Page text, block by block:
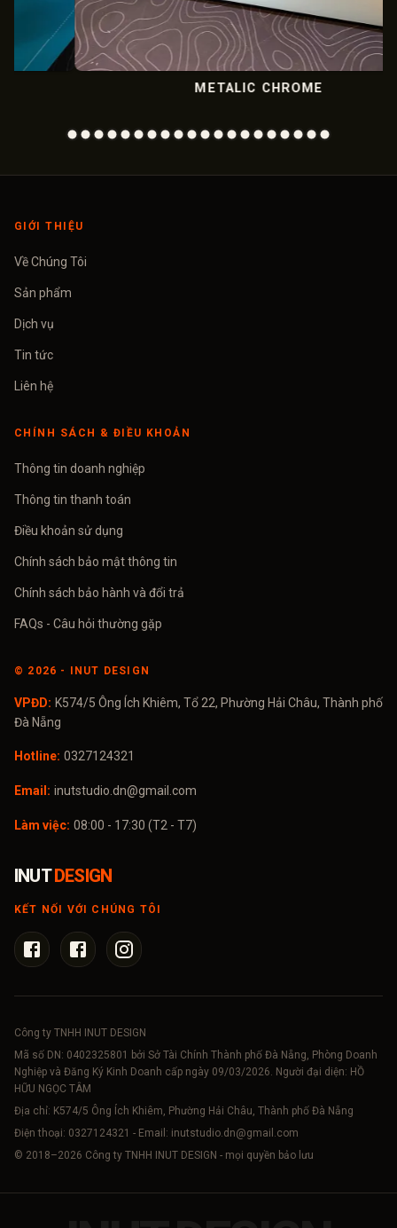
METALIC CHROME
GIỚI THIỆU
Về Chúng Tôi
Sản phẩm
Dịch vụ
Tin tức
Liên hệ
CHÍNH SÁCH & ĐIỀU KHOẢN
Thông tin doanh nghiệp
Thông tin thanh toán
Điều khoản sử dụng
Chính sách bảo mật thông tin
Chính sách bảo hành và đổi trả
FAQs - Câu hỏi thường gặp
© 2026 - INUT DESIGN
VPĐD: K574/5 Ông Ích Khiêm, Tổ 22, Phường Hải Châu, Thành phố
Đà Nẵng
Hotline: 0327124321
Email: inutstudio.dn@gmail.com
Làm việc: 08:00 - 17:30 (T2 - T7)
INUT DESIGN
KẾT NỐI VỚI CHÚNG TÔI
Công ty TNHH INUT DESIGN
Mã số DN: 0402325801
bởi Sở Tài Chính Thành phố Đà Nẵng, Phòng Doanh
Nghiệp và Đăng Ký Kinh Doanh cấp ngày 09/03/2026. Người đại diện: HỒ
HỮU NGỌC TÂM
Địa chỉ: K574/5 Ông Ích Khiêm, Phường Hải Châu, Thành phố Đà Nẵng
Điện thoại: 0327124321 - Email: inutstudio.dn@gmail.com
© 2018–2026 Công ty TNHH INUT DESIGN - mọi quyền bảo lưu